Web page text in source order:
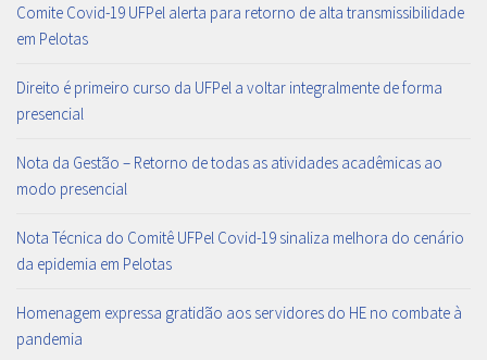
Comite Covid-19 UFPel alerta para retorno de alta transmissibilidade
em Pelotas
Direito é primeiro curso da UFPel a voltar integralmente de forma
presencial
Nota da Gestão – Retorno de todas as atividades acadêmicas ao
modo presencial
Nota Técnica do Comitê UFPel Covid-19 sinaliza melhora do cenário
da epidemia em Pelotas
Homenagem expressa gratidão aos servidores do HE no combate à
pandemia